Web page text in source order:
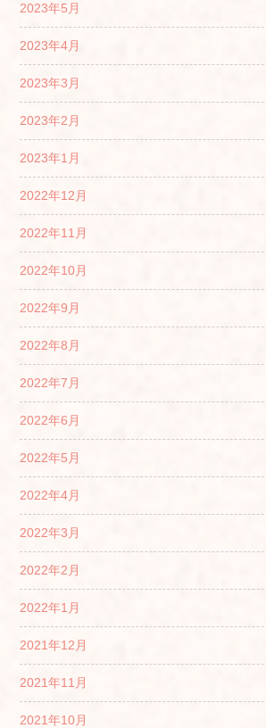
2023年5月
2023年4月
2023年3月
2023年2月
2023年1月
2022年12月
2022年11月
2022年10月
2022年9月
2022年8月
2022年7月
2022年6月
2022年5月
2022年4月
2022年3月
2022年2月
2022年1月
2021年12月
2021年11月
2021年10月